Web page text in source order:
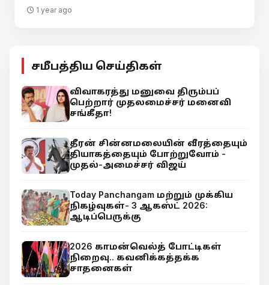
1 year ago
சமீபத்திய செய்திகள்
விவாகரத்து மனுவை திரும்பப்
பெற்றார் முதலமைச்சர் மனைவி
சங்கீதா!
தீரன் சின்னமலையின் வீரத்தையும்
தியாகத்தையும் போற்றுவோம் -
முதல்-அமைச்சர் விஜய்
Today Panchangam மற்றும் முக்கிய
நிகழ்வுகள்- 3 ஆகஸ்ட் 2026:
ஆடிப்பெருக்கு
2026 காமன்வெல்த் போட்டிகள்
நிறைவு.. கவனிக்கத்தக்க
சாதனைகள்